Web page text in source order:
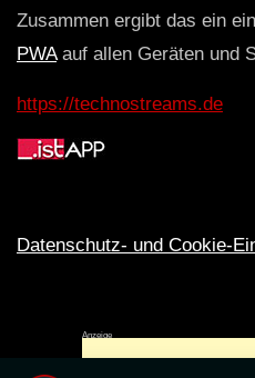
Zusammen ergibt das ein
PWAauf allen Geräten und
https://technostreams.de
Datenschutz- und Cookie-
Anzeige